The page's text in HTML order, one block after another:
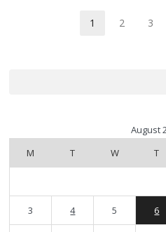
Page
1 Page
2 3
August
M
T W T
3 4 5 6